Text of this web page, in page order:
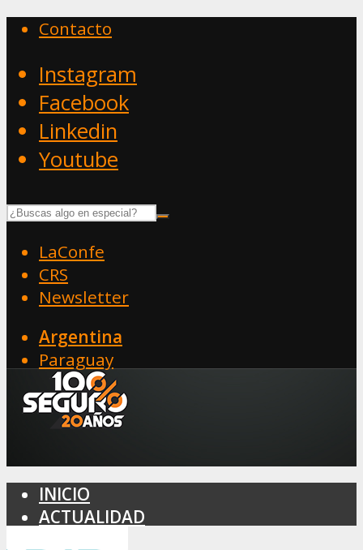
Contacto
Instagram
Facebook
Linkedin
Youtube
LaConfe
CRS
Newsletter
Argentina
Paraguay
INICIO
ACTUALIDAD